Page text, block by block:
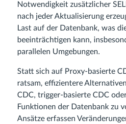
Notwendigkeit zusätzlicher
nach jeder Aktualisierung
Last auf der Datenbank, was
beeinträchtigen kann,
parallelen Umgebungen.
Statt sich auf Proxy-basierte
ratsam, effizientere
CDC, trigger-basierte CDC
Funktionen der Datenbank zu
Ansätze erfassen